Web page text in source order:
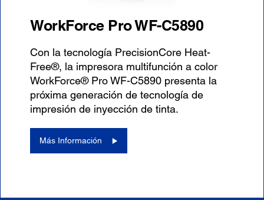
WorkForce Pro WF-C5890
Con la tecnología PrecisionCore Heat-
Free®, la impresora multifunción a color
WorkForce® Pro WF-C5890 presenta la
próxima generación de tecnología de
impresión de inyección de tinta.
Más Información